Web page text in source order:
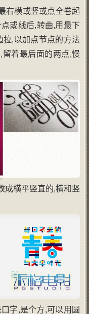
右横或竖或点全卷起
或线后,转曲,用最下
拉,以加点节点的方法
着最后面的两点,慢
成横平竖直的,横和竖
字,是个方,可以用圆